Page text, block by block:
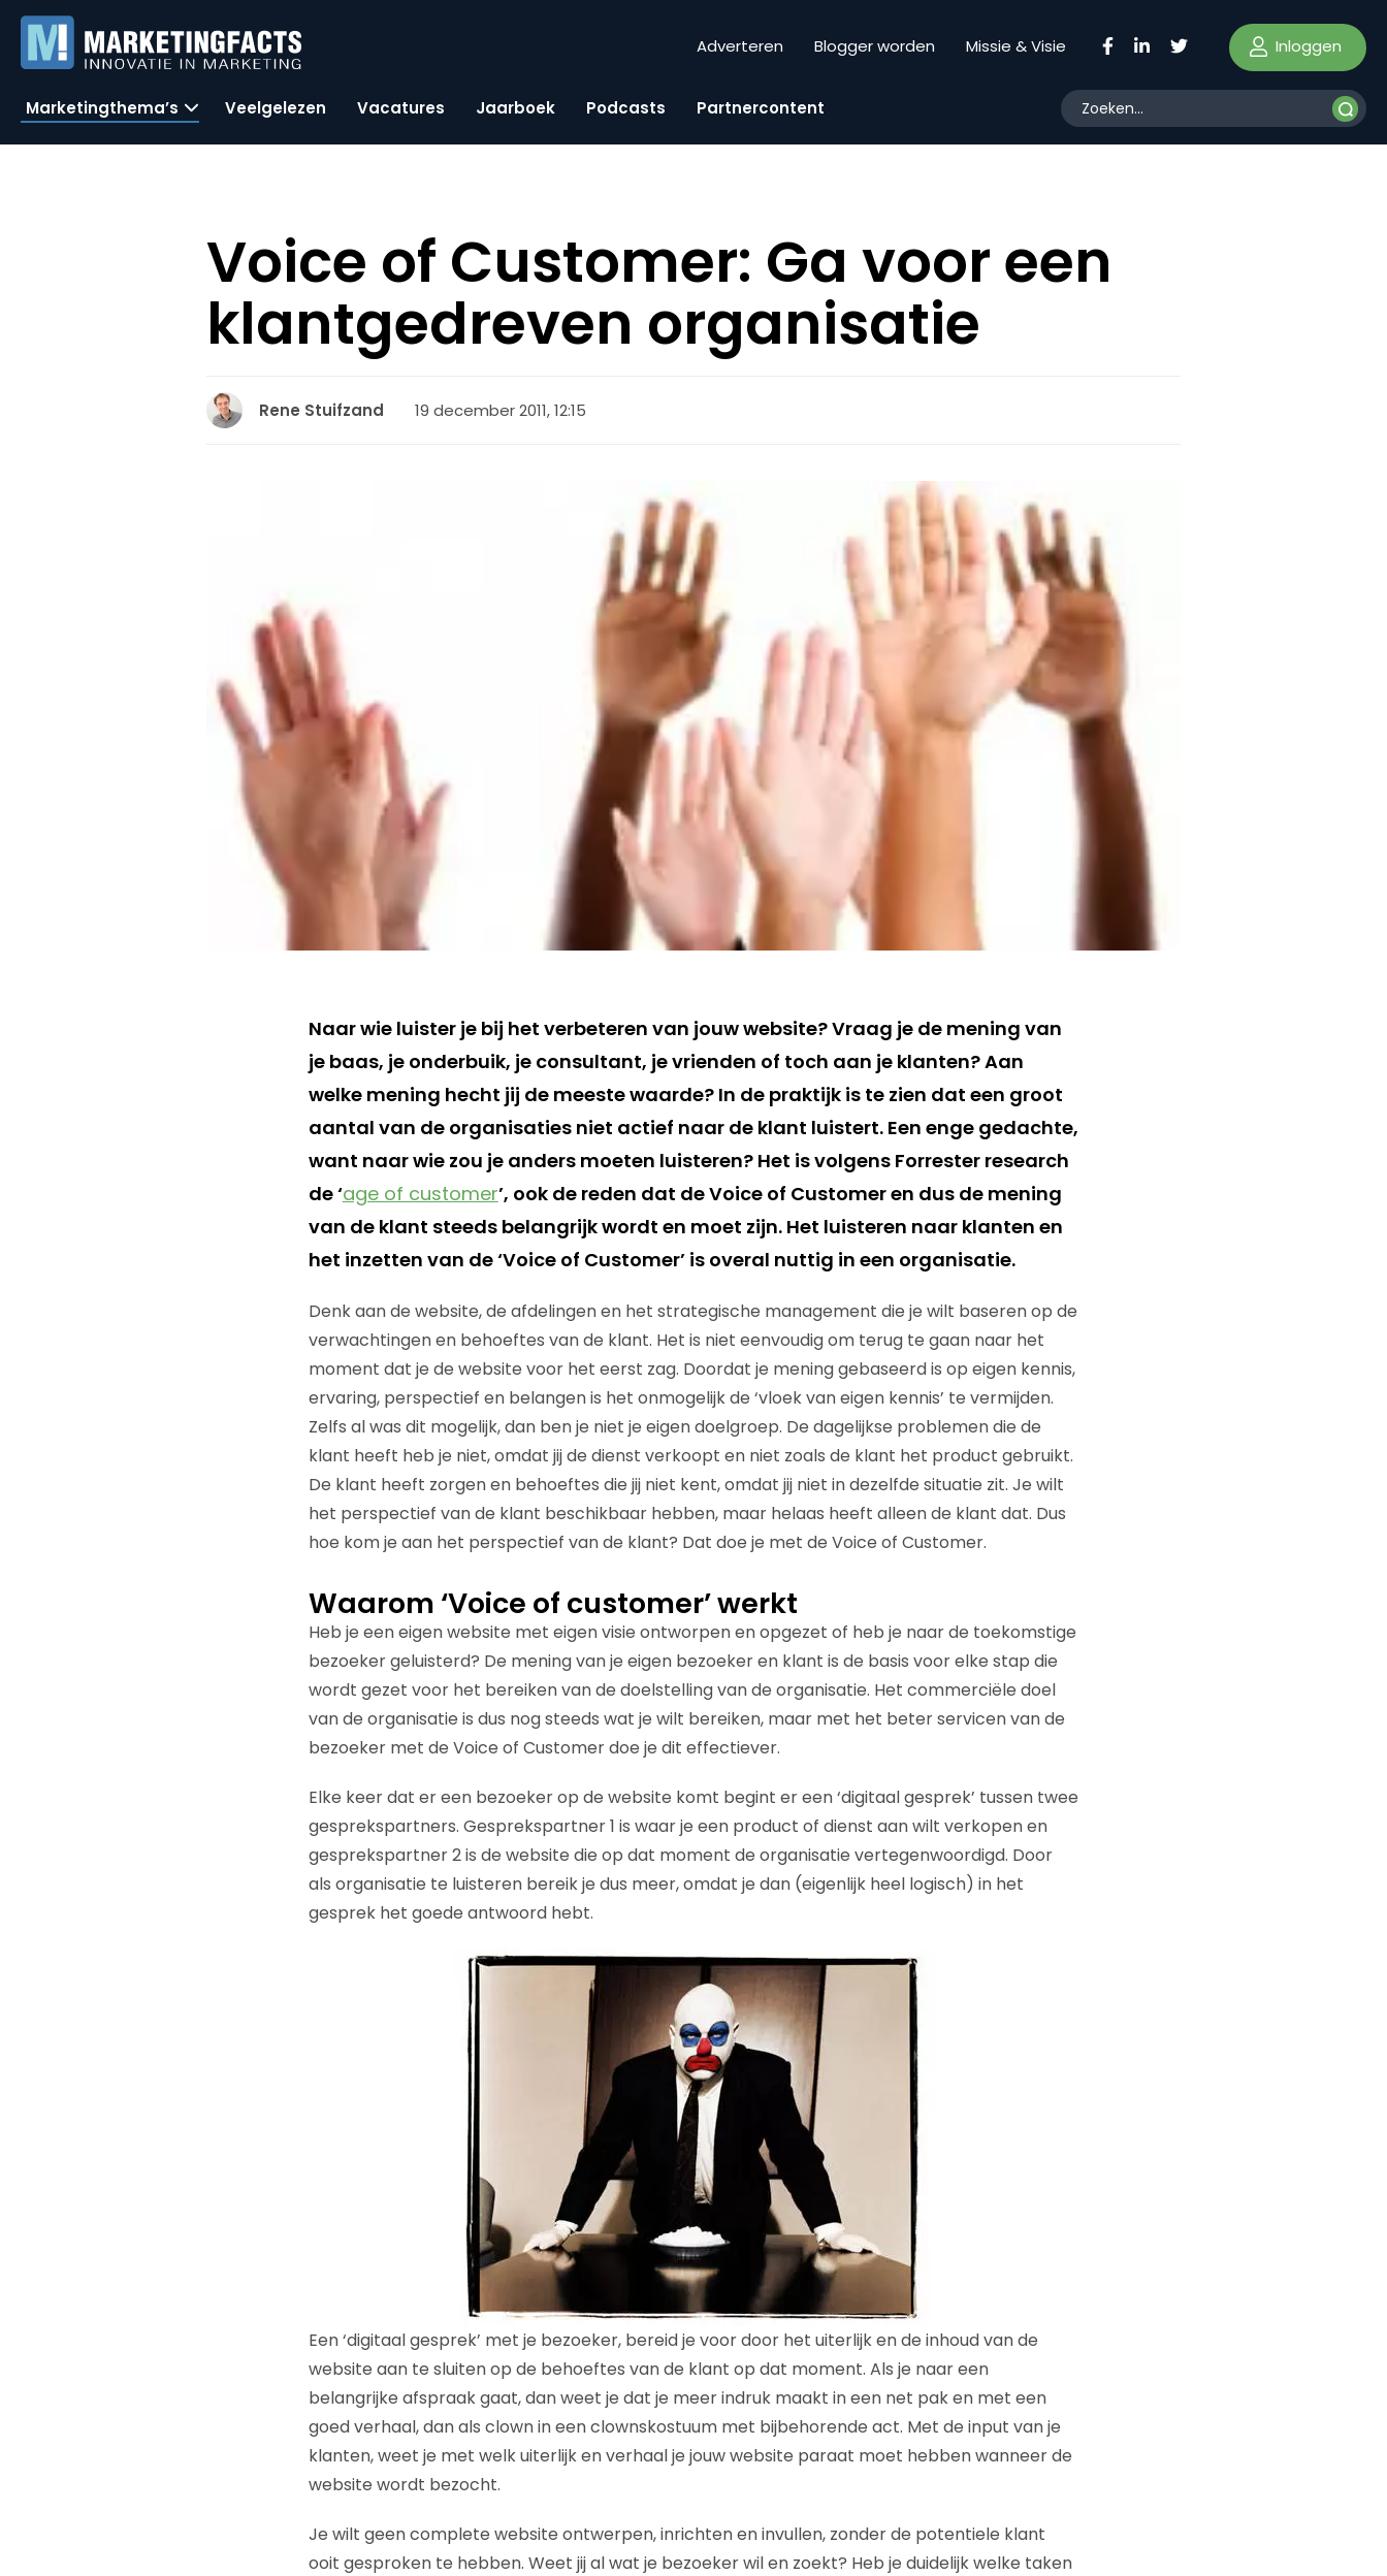
Adverteren Blogger worden Missie & Visie Inloggen
Marketingthema’s Veelgelezen Vacatures Jaarboek Podcasts Partnercontent
Voice of Customer: Ga voor een
klantgedreven organisatie
Rene Stuifzand 19 december 2011, 12:15
Naar wie luister je bij het verbeteren van jouw website? Vraag je de mening van
je baas, je onderbuik, je consultant, je vrienden of toch aan je klanten? Aan
welke mening hecht jij de meeste waarde? In de praktijk is te zien dat een groot
aantal van de organisaties niet actief naar de klant luistert. Een enge gedachte,
want naar wie zou je anders moeten luisteren? Het is volgens Forrester research
de ‘age of customer’, ook de reden dat de Voice of Customer en dus de mening
van de klant steeds belangrijk wordt en moet zijn. Het luisteren naar klanten en
het inzetten van de ‘Voice of Customer’ is overal nuttig in een organisatie.
Denk aan de website, de afdelingen en het strategische management die je wilt baseren op de
verwachtingen en behoeftes van de klant. Het is niet eenvoudig om terug te gaan naar het
moment dat je de website voor het eerst zag. Doordat je mening gebaseerd is op eigen kennis,
ervaring, perspectief en belangen is het onmogelijk de ‘vloek van eigen kennis’ te vermijden.
Zelfs al was dit mogelijk, dan ben je niet je eigen doelgroep. De dagelijkse problemen die de
klant heeft heb je niet, omdat jij de dienst verkoopt en niet zoals de klant het product gebruikt.
De klant heeft zorgen en behoeftes die jij niet kent, omdat jij niet in dezelfde situatie zit. Je wilt
het perspectief van de klant beschikbaar hebben, maar helaas heeft alleen de klant dat. Dus
hoe kom je aan het perspectief van de klant? Dat doe je met de Voice of Customer.
Waarom ‘Voice of customer’ werkt
Heb je een eigen website met eigen visie ontworpen en opgezet of heb je naar de toekomstige
bezoeker geluisterd? De mening van je eigen bezoeker en klant is de basis voor elke stap die
wordt gezet voor het bereiken van de doelstelling van de organisatie. Het commerciële doel
van de organisatie is dus nog steeds wat je wilt bereiken, maar met het beter servicen van de
bezoeker met de Voice of Customer doe je dit effectiever.
Elke keer dat er een bezoeker op de website komt begint er een ‘digitaal gesprek’ tussen twee
gesprekspartners. Gesprekspartner 1 is waar je een product of dienst aan wilt verkopen en
gesprekspartner 2 is de website die op dat moment de organisatie vertegenwoordigd. Door
als organisatie te luisteren bereik je dus meer, omdat je dan (eigenlijk heel logisch) in het
gesprek het goede antwoord hebt.
Een ‘digitaal gesprek’ met je bezoeker, bereid je voor door het uiterlijk en de inhoud van de
website aan te sluiten op de behoeftes van de klant op dat moment. Als je naar een
belangrijke afspraak gaat, dan weet je dat je meer indruk maakt in een net pak en met een
goed verhaal, dan als clown in een clownskostuum met bijbehorende act. Met de input van je
klanten, weet je met welk uiterlijk en verhaal je jouw website paraat moet hebben wanneer de
website wordt bezocht.
Je wilt geen complete website ontwerpen, inrichten en invullen, zonder de potentiele klant
ooit gesproken te hebben. Weet jij al wat je bezoeker wil en zoekt? Heb je duidelijk welke taken